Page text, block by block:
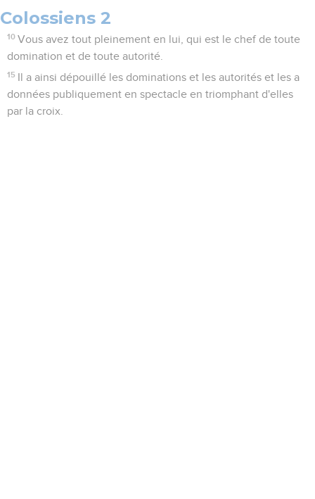
Colossiens 2
10 Vous avez tout pleinement en lui, qui est le chef de toute
domination et de toute autorité.
15
Il a ainsi dépouillé les dominations et les autorités et les a
données publiquement en spectacle en triomphant d'elles
par la croix.